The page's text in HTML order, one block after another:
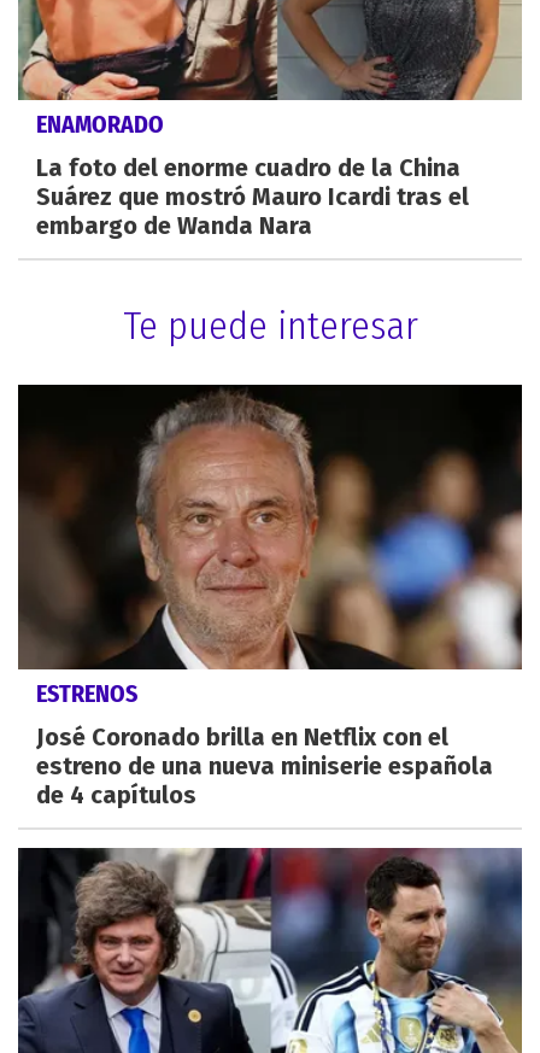
ENAMORADO
La foto del enorme cuadro de la China
Suárez que mostró Mauro Icardi tras el
embargo de Wanda Nara
Te puede interesar
ESTRENOS
José Coronado brilla en Netflix con el
estreno de una nueva miniserie española
de 4 capítulos